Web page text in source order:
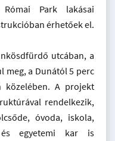
Park lakásai
érhetőek el.
utcában, a
meg, a Dunától 5 perc
közelében. A projekt
rendelkezik,
óvoda, iskola,
és egyetemi kar is